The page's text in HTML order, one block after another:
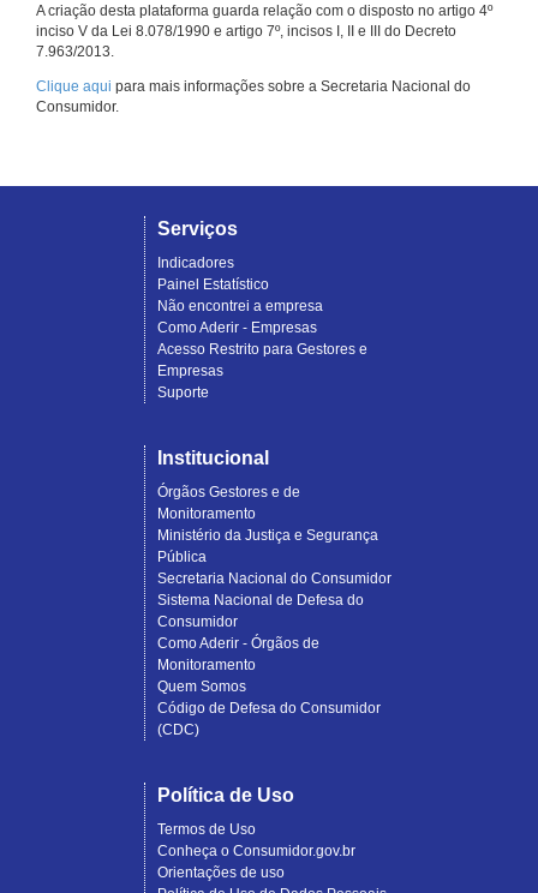
A criação desta plataforma guarda relação com o disposto no artigo 4º
inciso V da Lei 8.078/1990 e artigo 7º, incisos I, II e III do Decreto
7.963/2013.
Clique aqui para mais informações sobre a Secretaria Nacional do
Consumidor.
Serviços
Indicadores
Painel Estatístico
Não encontrei a empresa
Como Aderir - Empresas
Acesso Restrito para Gestores e
Empresas
Suporte
Institucional
Órgãos Gestores e de
Monitoramento
Ministério da Justiça e Segurança
Pública
Secretaria Nacional do Consumidor
Sistema Nacional de Defesa do
Consumidor
Como Aderir - Órgãos de
Monitoramento
Quem Somos
Código de Defesa do Consumidor
(CDC)
Política de Uso
Termos de Uso
Conheça o Consumidor.gov.br
Orientações de uso